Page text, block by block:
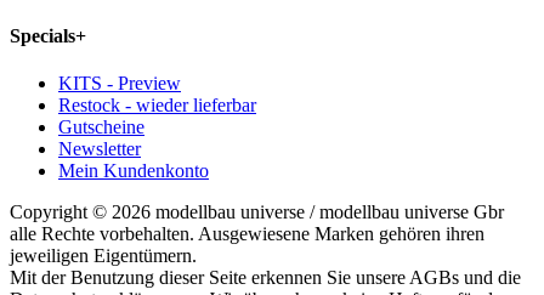
Specials+
KITS - Preview
Restock - wieder lieferbar
Gutscheine
Newsletter
Mein Kundenkonto
Copyright © 2026 modellbau universe / modellbau universe Gbr
alle Rechte vorbehalten. Ausgewiesene Marken gehören ihren
jeweiligen Eigentümern.
Mit der Benutzung dieser Seite erkennen Sie unsere AGBs und die